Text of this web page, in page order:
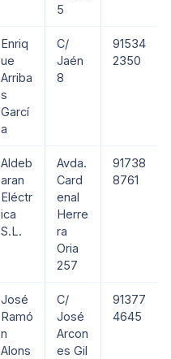
5
Enriq
ue
Arriba
s
Garcí
a
C/
Jaén
8
91534
2350
Aldeb
aran
Eléctr
ica
S.L.
Avda.
Card
enal
Herre
ra
Oria
257
91738
8761
José
Ramó
n
Alons
C/
José
Arcon
es Gil
91377
4645